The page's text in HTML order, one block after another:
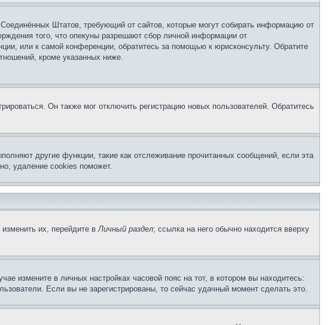
Штатов, требующий от сайтов, которые могут собирать информацию от
того, что опекуны разрешают сбор личной информации от
или к самой конференции, обратитесь за помощью к юрисконсульту. Обратите
кроме указанных ниже.
Он также мог отключить регистрацию новых пользователей. Обратитесь
другие функции, такие как отслеживание прочитанных сообщений, если эта
удаление cookies поможет.
их, перейдите вЛичный раздел; ссылка на него обычно находится вверху
измените в личных настройках часовой пояс на тот, в котором вы находитесь:
Если вы не зарегистрированы, то сейчас удачный момент сделать это.